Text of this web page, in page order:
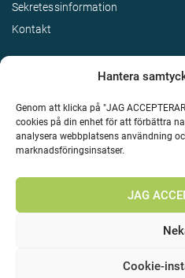
Hantera
Genom att klicka på "JAG
cookies på din enhet för att förbättra
analysera webbplatsens användning
marknadsföringsinsatser.
JAG
Cookie-
Sekretessinformation
Kontakt
Upphovsrätt 2026 Enjoy